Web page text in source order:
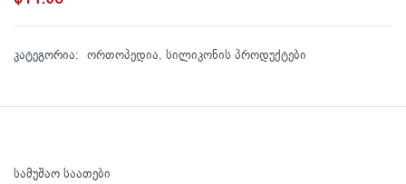
კატეგორია: ორთოპედია, სილიკონის პროდუქტები
სამუშაო საათები